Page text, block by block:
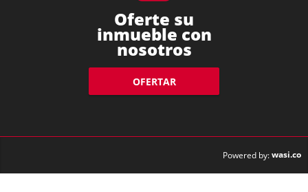
Oferte su
inmueble con
nosotros
OFERTAR
Powered by:wasi.co